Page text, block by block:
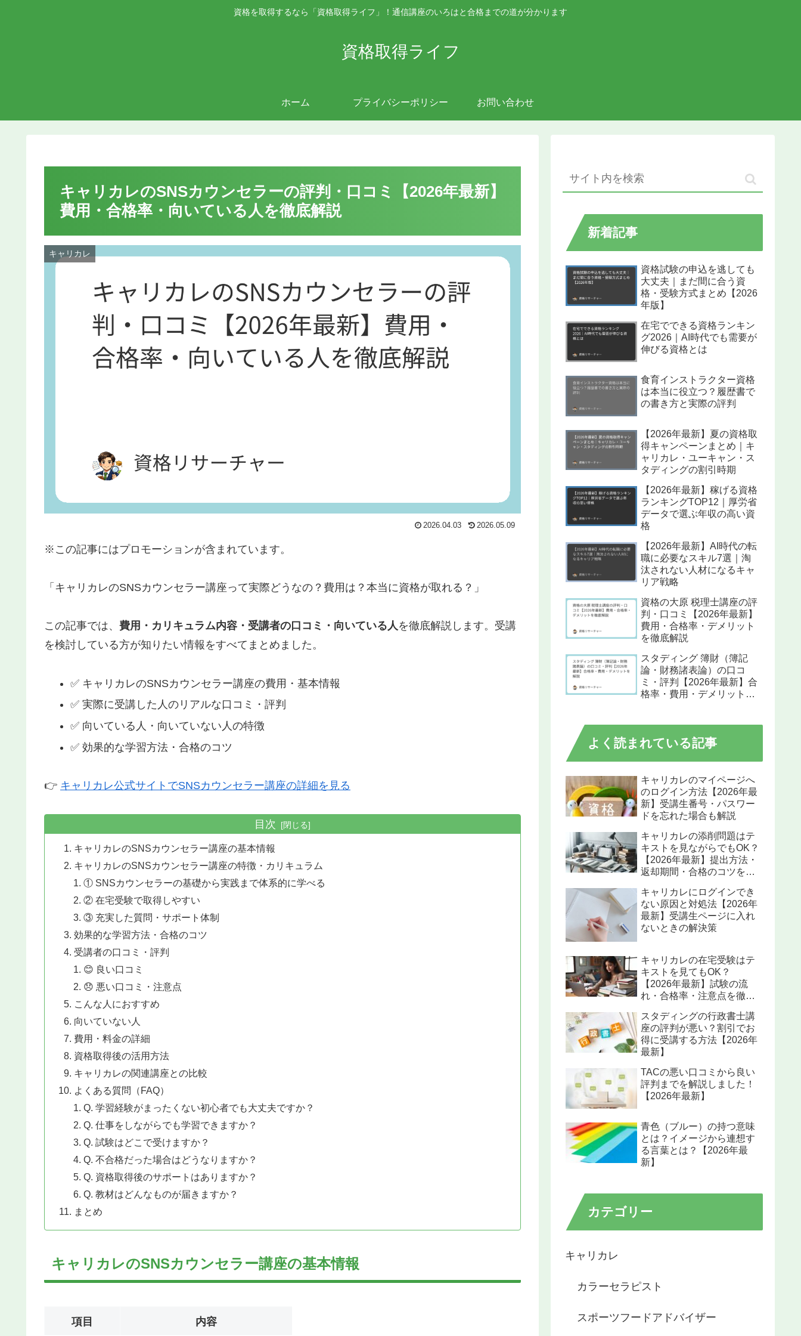
資格を取得するなら「資格取得ライフ」！通信講座のいろはと合格までの道が分かります
資格取得ライフ
ホーム プライバシーポリシー お問い合わせ
キャリカレのSNSカウンセラーの評判・口コミ【2026年最新】
費用・合格率・向いている人を徹底解説
キャリカレ
2026.04.03 2026.05.09
※この記事にはプロモーションが含まれています。
「キャリカレのSNSカウンセラー講座って実際どうなの？費用は？本当に資格が取れる？」
この記事では、 費用・カリキュラム内容・受講者の口コミ・向いている人を徹底解説します。受講
を検討している方が知りたい情報をすべてまとめました。
✅ キャリカレのSNSカウンセラー講座の費用・基本情報
✅ 実際に受講した人のリアルな口コミ・評判
✅ 向いている人・向いていない人の特徴
✅ 効果的な学習方法・合格のコツ
👉 キャリカレ公式サイトでSNSカウンセラー講座の詳細を見る
目次
キャリカレのSNSカウンセラー講座の基本情報
キャリカレのSNSカウンセラー講座の特徴・カリキュラム
① SNSカウンセラーの基礎から実践まで体系的に学べる
② 在宅受験で取得しやすい
③ 充実した質問・サポート体制
効果的な学習方法・合格のコツ
受講者の口コミ・評判
😊 良い口コミ
😞 悪い口コミ・注意点
こんな人におすすめ
向いていない人
費用・料金の詳細
資格取得後の活用方法
キャリカレの関連講座との比較
よくある質問（FAQ）
Q. 学習経験がまったくない初心者でも大丈夫ですか？
Q. 仕事をしながらでも学習できますか？
Q. 試験はどこで受けますか？
Q. 不合格だった場合はどうなりますか？
Q. 資格取得後のサポートはありますか？
Q. 教材はどんなものが届きますか？
まとめ
キャリカレのSNSカウンセラー講座の基本情報
項目 内容
新着記事
資格試験の申込を逃しても
大丈夫｜まだ間に合う資
格・受験方式まとめ【2026
年版】
在宅でできる資格ランキン
グ2026｜AI時代でも需要が
伸びる資格とは
食育インストラクター資格
は本当に役立つ？履歴書で
の書き方と実際の評判
【2026年最新】夏の資格取
得キャンペーンまとめ｜キ
ャリカレ・ユーキャン・ス
タディングの割引時期
【2026年最新】稼げる資格
ランキングTOP12｜厚労省
データで選ぶ年収の高い資
格
【2026年最新】AI時代の転
職に必要なスキル7選｜淘
汰されない人材になるキャ
リア戦略
資格の大原 税理士講座の評
判・口コミ【2026年最新】
費用・合格率・デメリット
を徹底解説
スタディング 簿財（簿記
論・財務諸表論）の口コ
ミ・評判【2026年最新】合
格率・費用・デメリットを
よく読まれている記事
キャリカレのマイページへ
のログイン方法【2026年最
新】受講生番号・パスワー
ドを忘れた場合も解説
キャリカレの添削問題はテ
キストを見ながらでもOK？
【2026年最新】提出方法・
返却期間・合格のコツを解
キャリカレにログインでき
ない原因と対処法【2026年
最新】受講生ページに入れ
ないときの解決策
キャリカレの在宅受験はテ
キストを見てもOK？
【2026年最新】試験の流
れ・合格率・注意点を徹底
スタディングの行政書士講
座の評判が悪い？割引でお
得に受講する方法【2026年
最新】
TACの悪い口コミから良い
評判までを解説しました！
【2026年最新】
青色（ブルー）の持つ意味
とは？イメージから連想す
る言葉とは？【2026年最
新】
カテゴリー
キャリカレ
カラーセラピスト
スポーツフードアドバイザー